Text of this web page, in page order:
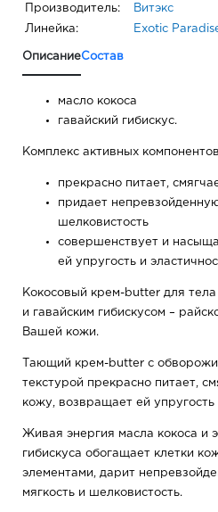
Производитель: Витэкс
Линейка: Exotic
ОписаниеСостав
масло кокоса
гавайский гибискус.
Комплекс активных
прекрасно питает,
придает
шелковистость
совершенствует и
ей упругость и
Кокосовый крем-butter для тела
и гавайским гибискусом –
Вашей кожи.
Тающий крем-butter с
текстурой прекрасно питает,
кожу, возвращает ей упругость
Живая энергия масла кокоса и
гибискуса обогащает клетки
элементами, дарит
мягкость и шелковистость.